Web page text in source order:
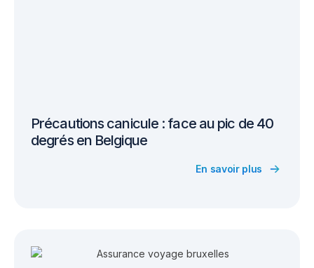
Précautions canicule : face au pic de 40
degrés en Belgique
En savoir plus